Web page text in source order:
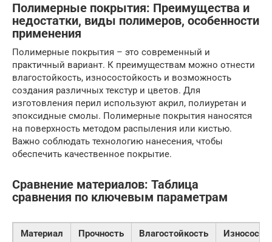
Полимерные покрытия: Преимущества и
недостатки, виды полимеров, особенности
применения
Полимерные покрытия – это современный и
практичный вариант. К преимуществам можно отнести
влагостойкость, износостойкость и возможность
создания различных текстур и цветов. Для
изготовления перил используют акрил, полиуретан и
эпоксидные смолы. Полимерные покрытия наносятся
на поверхность методом распыления или кистью.
Важно соблюдать технологию нанесения, чтобы
обеспечить качественное покрытие.
Сравнение материалов: Таблица
сравнения по ключевым параметрам
Материал Прочность Влагостойкость